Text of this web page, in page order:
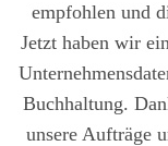
emp­foh­len und
Jetzt haben wir
Buch­hal­tung.
unse­re Auf­trä­ge